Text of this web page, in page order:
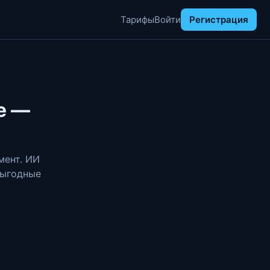
ТарифыВойти Регистрация
—
ИИ